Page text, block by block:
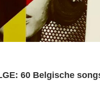
60 Belgische